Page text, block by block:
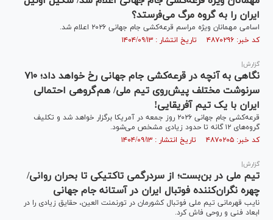
ایران را به گروه مرگ می‌فرستد؟
اسامی مهمانان ویژه مراسم قرعه‌کشی جام جهانی ۲۰۲۶ اعلام شد.
کد خبر: ۴۸۷۰۲۹۶ تاریخ انتشار : ۱۴۰۴/۰۹/۱۳
گزارش|
نگاهی به آنچه در قرعه‌کشی جام جهانی رخ خواهد داد؛ ۷۱۰
سرنوشت مختلف پیش‌روی تیم ملی/ هم‌گروهی احتمالی
ایران با یک تیم آفریقایی!
قرعه‌کشی جام جهانی ۲۰۲۶ روز جمعه در آمریکا برگزار خواهد شد و تکلیف
گروه‌های ۱۲ گانه تا حدود زیادی مشخص می‌شود.
کد خبر: ۴۸۷۰۲۰۵ تاریخ انتشار : ۱۴۰۴/۰۹/۱۳
گزارش|
تیم ملی در بن‌بست؛ از سردرگمی تاکتیکی تا بحران روانی/
چهره نگران‌کننده فوتبال ایران در آستانه جام جهانی
نایب قهرمانی تیم ملی فوتبال کشورمان در تورنمنت العین، حقایق زیادی را در
ابعاد فنی و روحی فاش کرد.